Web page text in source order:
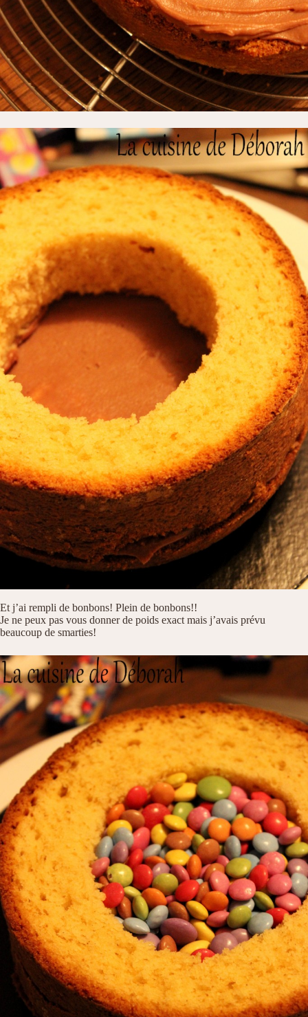
Et j’ai rempli de bonbons! Plein de bonbons!!
Je ne peux pas vous donner de poids exact mais j’avais prévu
beaucoup de smarties!